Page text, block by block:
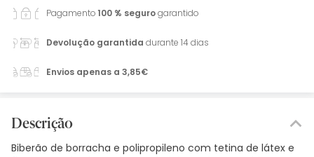
Pagamento100 % segurogarantido
Devolução garantida durante 14 dias
Envios apenas a 3,85€
Descrição
Biberão de borracha e polipropileno com tetina de látex e